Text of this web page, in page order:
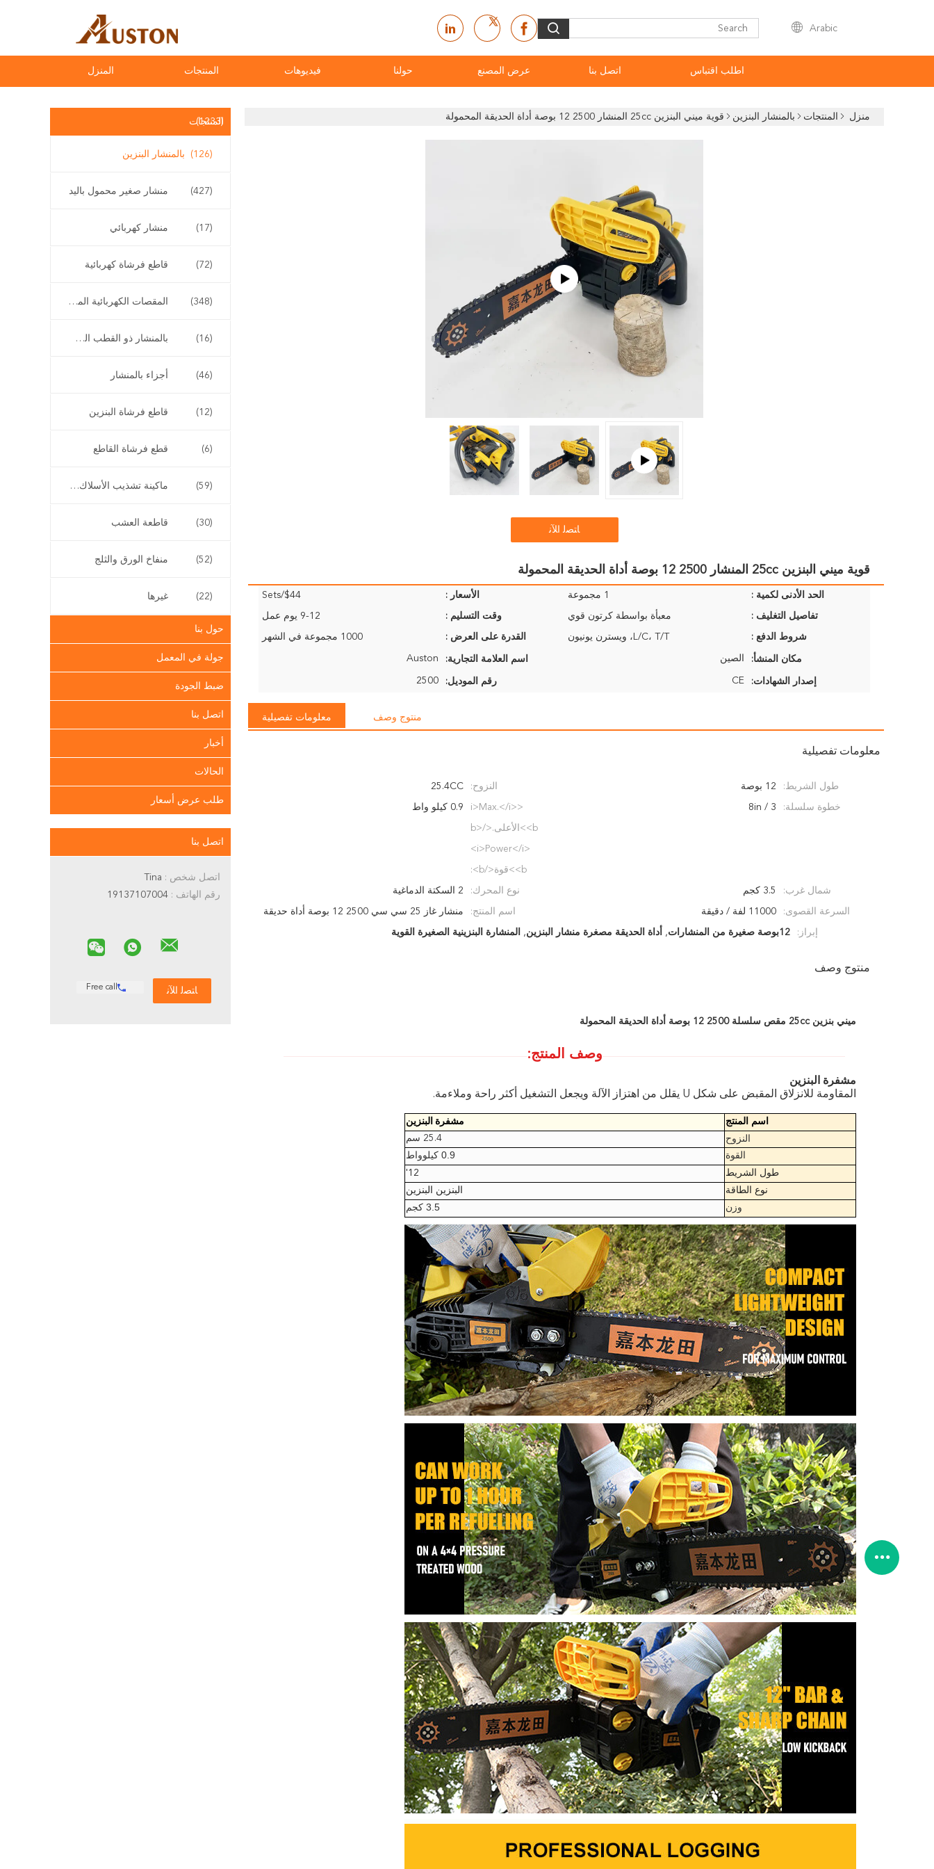
Arabic
المنزل المنتجات فيديوهات حولنا عرض المصنع اتصل بنا اطلب اقتباس
المنتجات(1233)
بالمنشار البنزين (126)
منشار صغير محمول باليد (427)
منشار كهربائي (17)
قاطع فرشاة كهربائية (72)
المقصات الكهربائية المقلم (348)
بالمنشار ذو القطب الطويل (16)
أجزاء بالمنشار (46)
قاطع فرشاة البنزين (12)
قطع فرشاة القاطع (6)
ماكينة تشذيب الأسلاك اللاسلكية (59)
قاطعة العشب (30)
منفاخ الورق والثلج (52)
غيرها (22)
حول بنا
جولة في المعمل
ضبط الجودة
اتصل بنا
أخبار
الحالات
طلب عرض أسعار
اتصل بنا
اتصل شخص :
رقم الهاتف :
Free call
منزل المنتجات بالمنشار البنزين قوية ميني البنزين 25cc المنشار 2500 12 بوصة أداة الحديقة المحمولة
ﺎﺘﺼﻟ ﺍﻶﻧ
قوية ميني البنزين 25cc المنشار 2500 12 بوصة أداة الحديقة المحمولة
الحد الأدنى لكمية : 1 مجموعة الأسعار : $44/Sets
تفاصيل التغليف : معبأة بواسطة كرتون قوي وقت التسليم : 9-12 يوم عمل
شروط الدفع : L/C، T/T، ويسترن يونيون القدرة على العرض : 1000 مجموعة في الشهر
مكان المنشأ: الصين اسم العلامة التجارية: Auston
إصدار الشهادات: CE رقم الموديل: 2500
معلومات تفصيلية منتوج وصف
معلومات تفصيلية
طول الشريط: 12 بوصة النزوح: 25.4CC
خطوة سلسلة: 3 / 8in
<i>Max.</i>
<b>الأعلى.</b>
<i>Power</i>
<b>قوة</b>:
0.9 كيلو واط
شمال غرب: 3.5 كجم نوع المحرك: 2 السكتة الدماغية
السرعة القصوى: 11000 لفة / دقيقة اسم المنتج: منشار غاز 25 سي سي 2500 12 بوصة أداة حديقة
إبراز: 12بوصة صغيرة من المنشارات , أداة الحديقة مصغرة منشار البنزين, المنشارة البنزينية الصغيرة القوية
منتوج وصف
ميني بنزين 25cc مقص سلسلة 2500 12 بوصة أداة الحديقة المحمولة
وصف المنتج:
مشفرة البنزين
المقاومة للانزلاق المقبض على شكل U يقلل من اهتزاز الآلة ويجعل التشغيل أكثر راحة وملاءمة.
اسم المنتج
مشفرة البنزين
النزوح
25.4 سم
القوة 0.9 كيلوواط
طول الشريط
12'
نوع الطاقة
البنزين البنزين
وزن 3.5 كجم